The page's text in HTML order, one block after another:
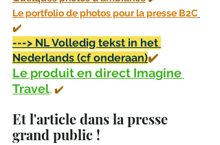
Le portfolio de photos pour la presse B2C
✔️
---> NL Volledig tekst in het
Nederlands (cf onderaan)✔️
Le produit en direct Imagine
Travel, ✔️
Et l'article dans la presse
grand public !